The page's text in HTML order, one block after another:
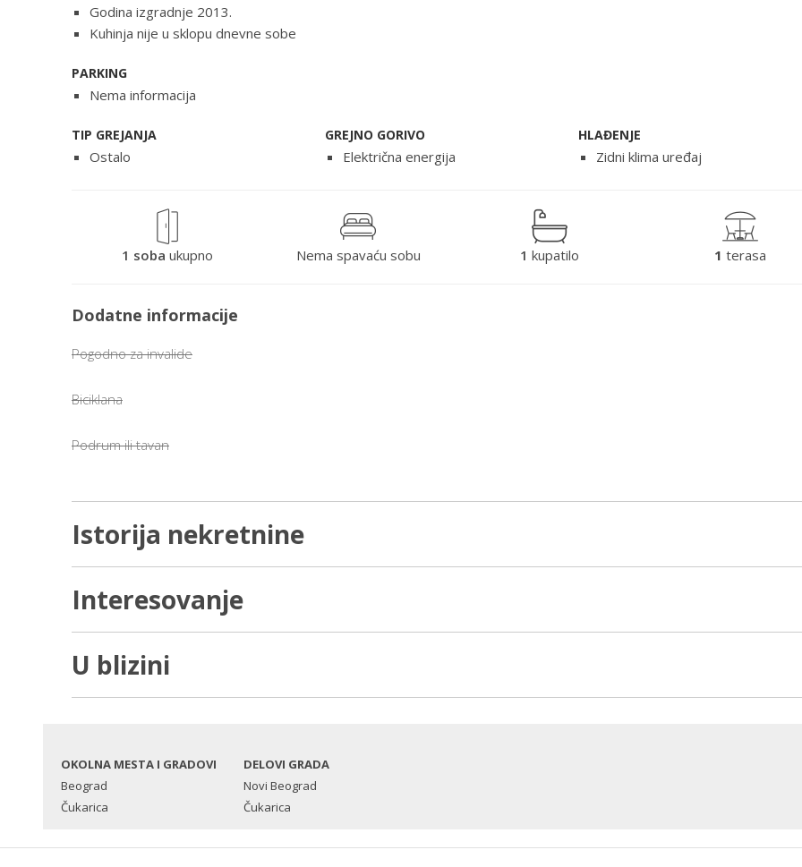
Godina izgradnje 2013.
Kuhinja nije u sklopu dnevne sobe
PARKING
Nema informacija
TIP GREJANJA
Ostalo
GREJNO GORIVO
Električna energija
HLAĐENJE
Zidni klima uređaj
1 soba ukupno Nema spavaću sobu 1 kupatilo 1 terasa
Dodatne informacije
Pogodno za invalide
Biciklana
Podrum ili tavan
Istorija nekretnine
Interesovanje
U blizini
OKOLNA MESTA I GRADOVI
Beograd
Čukarica
DELOVI GRADA
Novi Beograd
Čukarica